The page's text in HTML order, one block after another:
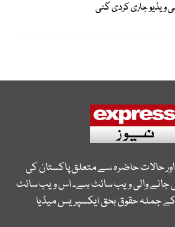
ویڈیو جاری کردی گئی
حالات حاضرہ سے متعلق پاکستان کی
جانے والی ویب سائٹ ہے۔ اس ویب سائٹ
کے جملہ حقوق بحق ایکسپریس میڈیا